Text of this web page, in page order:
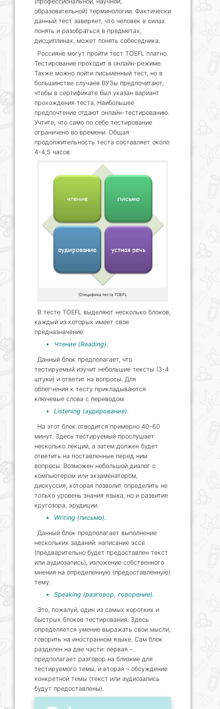
образовательной) терминологии. Фактически
данный тест заверяет, что человек в силах
понять и разобраться в предметах,
дисциплинах, может понять собеседника.
Россияне могут пройти тест TOEFL платно.
Тестирование проходит в онлайн-режиме.
Также можно пойти письменный тест, но в
большинстве случаев ВУЗы предпочитают,
чтобы в сертификате был указан вариант
прохождения теста. Наибольшее
предпочтение отдают онлайн-тестированию.
Учтите, что само по себе тестирование
ограничено во времени. Общая
продолжительность теста составляет около
4-4,5 часов.
Специфика теста TOEFL
В тесте TOEFL выделяют несколько блоков,
каждый из которых имеет свое
предназначение:
Чтение (Reading).
Данный блок предполагает, что
тестируемый изучит небольшие тексты (3-4
штуки) и ответит на вопросы. Для
облегчения к тесту прикладываются
ключевые слова с переводом.
Listening (аудирование).
На этот блок отводится примерно 40-60
минут. Здесь тестируемый прослушает
несколько лекций, а затем должен будет
ответить на поставленные перед ним
вопросы. Возможен небольшой диалог с
компьютером или экзаменатором,
дискуссия, которая позволит определить не
только уровень знания языка, но и развитие
кругозора, эрудиции.
Writing (письмо).
Данный блок предполагает выполнение
нескольких заданий: написание эссе
(предварительно будет предоставлен текст
или аудиозапись), изложение собственного
мнения на определенную (предоставленную)
тему.
Speaking (разговор, говорение).
Это, пожалуй, один из самых коротких и
быстрых блоков тестирования. Здесь
определяется умение выражать свои мысли,
говорить на иностранном языке. Сам блок
разделен на две части: первая –
предполагает разговор на близкие для
тестируемого темы, и вторая – обсуждение
конкретной темы (текст или аудиозапись
будут предоставлены).